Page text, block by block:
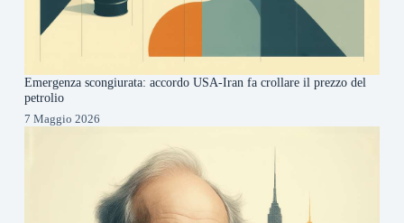
Emergenza scongiurata: accordo USA-Iran fa crollare il prezzo del
petrolio
7 Maggio 2026